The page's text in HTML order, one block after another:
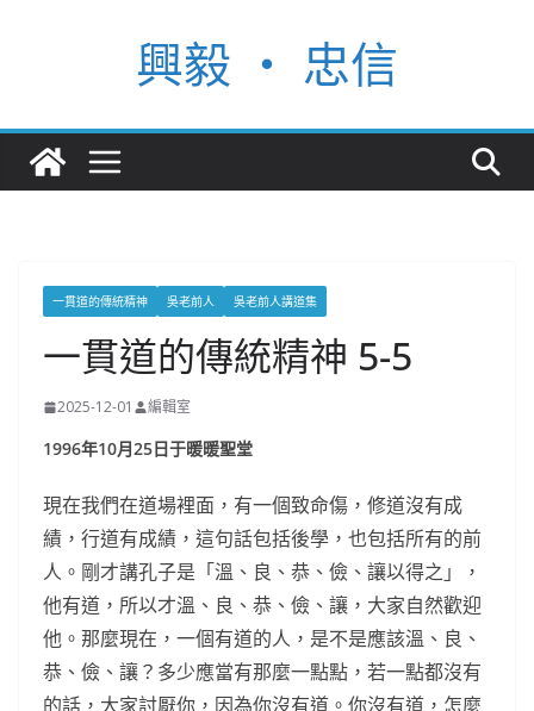
興毅 ‧ 忠信
一貫道的傳統精神 吳老前人 吳老前人講道集
一貫道的傳統精神 5-5
2025-12-01 編輯室
1996年10月25日于暖暖聖堂
現在我們在道場裡面，有一個致命傷，修道沒有成
績，行道有成績，這句話包括後學，也包括所有的前
人。剛才講孔子是「溫、良、恭、儉、讓以得之」，
他有道，所以才溫、良、恭、儉、讓，大家自然歡迎
他。那麼現在，一個有道的人，是不是應該溫、良、
恭、儉、讓？多少應當有那麼一點點，若一點都沒有
的話，大家討厭你，因為你沒有道。你沒有道，怎麼